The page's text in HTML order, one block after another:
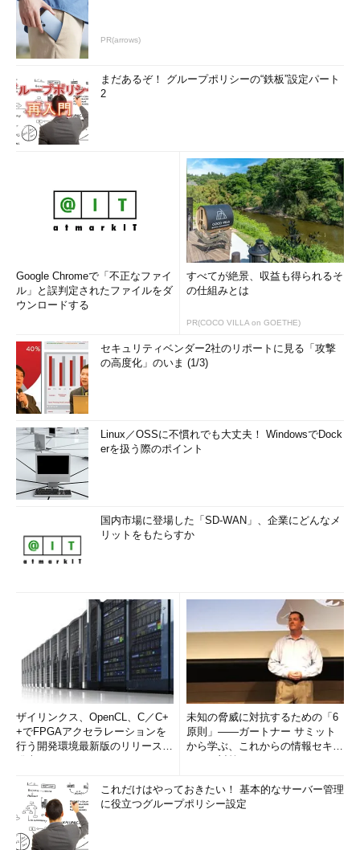
PR(arrows)
まだあるぞ！ グループポリシーの“鉄板”設定パート
2
Google Chromeで「不正なファイ
ル」と誤判定されたファイルをダ
ウンロードする
すべてが絶景、収益も得られるそ
の仕組みとは
PR(COCO VILLA on GOETHE)
セキュリティベンダー2社のリポートに見る「攻撃
の高度化」のいま (1/3)
Linux／OSSに不慣れでも大丈夫！ WindowsでDock
erを扱う際のポイント
国内市場に登場した「SD-WAN」、企業にどんなメ
リットをもたらすか
ザイリンクス、OpenCL、C／C+
+でFPGAアクセラレーションを
行う開発環境最新版のリリースを
未知の脅威に対抗するための「6
原則」――ガートナー サミット
から学ぶ、これからの情報セキュ
これだけはやっておきたい！ 基本的なサーバー管理
に役立つグループポリシー設定